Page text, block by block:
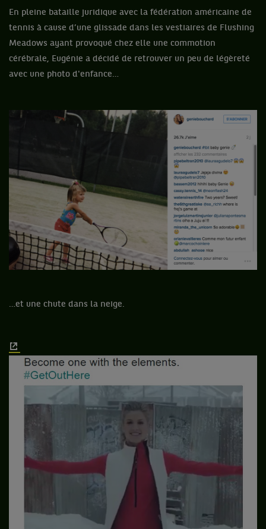
En pleine bataille juridique avec la fédération américaine de
tennis à cause d’une glissade dans les vestiaires de Flushing
Meadows ayant provoqué chez elle une commotion
cérébrale, Eugénie a décidé de retrouver un peu de légèreté
avec une photo d'enfance…
…et une chute dans la neige.